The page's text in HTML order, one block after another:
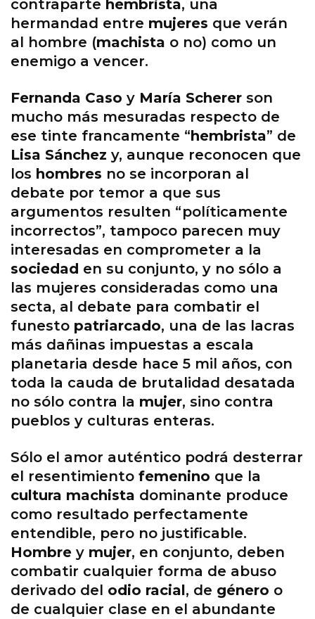
contraparte hembrista, una
hermandad entre mujeres que verán
al hombre (machista o no) como un
enemigo a vencer.
Fernanda Caso y María Scherer son
mucho más mesuradas respecto de
ese tinte francamente “hembrista” de
Lisa Sánchez y, aunque reconocen que
los hombres no se incorporan al
debate por temor a que sus
argumentos resulten “políticamente
incorrectos”, tampoco parecen muy
interesadas en comprometer a la
sociedad en su conjunto, y no sólo a
las mujeres consideradas como una
secta, al debate para combatir el
funesto patriarcado, una de las lacras
más dañinas impuestas a escala
planetaria desde hace 5 mil años, con
toda la cauda de brutalidad desatada
no sólo contra la mujer, sino contra
pueblos y culturas enteras.
Sólo el amor auténtico podrá desterrar
el resentimiento femenino que la
cultura machista dominante produce
como resultado perfectamente
entendible, pero no justificable.
Hombre y mujer, en conjunto, deben
combatir cualquier forma de abuso
derivado del odio racial, de género o
de cualquier clase en el abundante